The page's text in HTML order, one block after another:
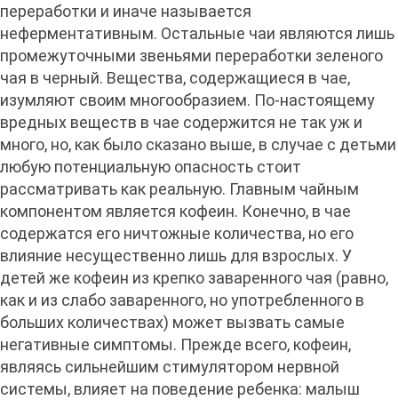
переработки и иначе называется
неферментативным. Остальные чаи являются лишь
промежуточными звеньями переработки зеленого
чая в черный. Вещества, содержащиеся в чае,
изумляют своим многообразием. По-настоящему
вредных веществ в чае содержится не так уж и
много, но, как было сказано выше, в случае с детьми
любую потенциальную опасность стоит
рассматривать как реальную. Главным чайным
компонентом является кофеин. Конечно, в чае
содержатся его ничтожные количества, но его
влияние несущественно лишь для взрослых. У
детей же кофеин из крепко заваренного чая (равно,
как и из слабо заваренного, но употребленного в
больших количествах) может вызвать самые
негативные симптомы. Прежде всего, кофеин,
являясь сильнейшим стимулятором нервной
системы, влияет на поведение ребенка: малыш